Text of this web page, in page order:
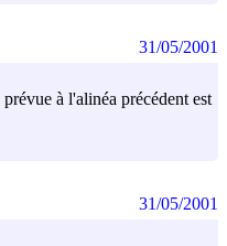
à l'alinéa précédent est
31/05/2001
31/05/2001